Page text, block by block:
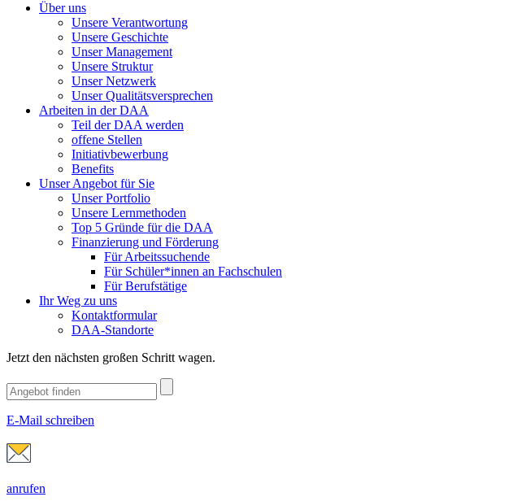
Über uns
Unsere Verantwortung
Unsere Geschichte
Unser Management
Unsere Struktur
Unser Netzwerk
Unser Qualitätsversprechen
Arbeiten in der DAA
Teil der DAA werden
offene Stellen
Initiativbewerbung
Benefits
Unser Angebot für Sie
Unser Portfolio
Unsere Lernmethoden
Top 5 Gründe für die DAA
Finanzierung und Förderung
Für Arbeitssuchende
Für Schüler*innen an Fachschulen
Für Berufstätige
Ihr Weg zu uns
Kontaktformular
DAA-Standorte
Jetzt den nächsten großen Schritt wagen.
E-Mail schreiben
anrufen